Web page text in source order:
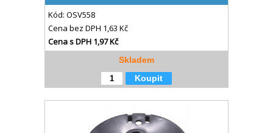
Kód: OSV558
Cena bez DPH 1,63 Kč
Cena s DPH 1,97 Kč
Skladem
Koupit